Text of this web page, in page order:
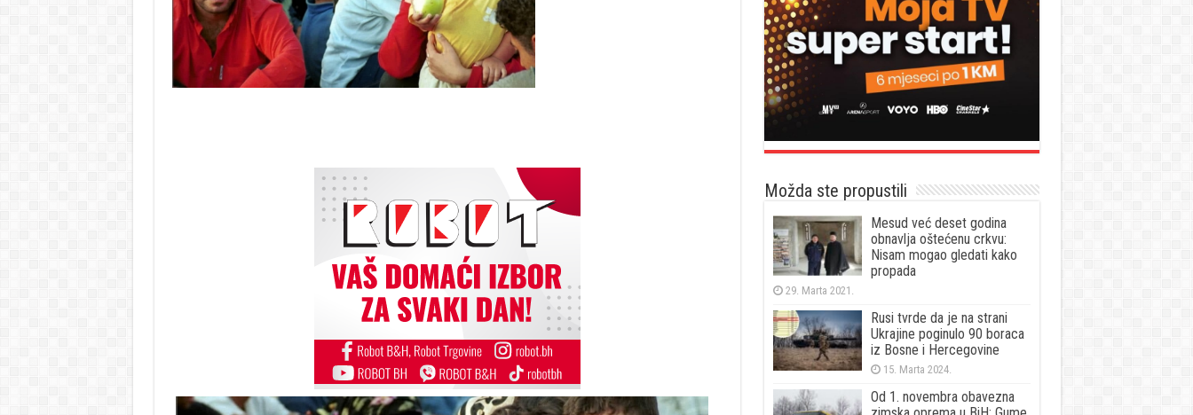
Možda ste propustili
Mesud već deset godina
obnavlja oštećenu crkvu:
Nisam mogao gledati kako
propada
29. Marta 2021.
Rusi tvrde da je na strani
Ukrajine poginulo 90 boraca
iz Bosne i Hercegovine
15. Marta 2024.
Od 1. novembra obavezna